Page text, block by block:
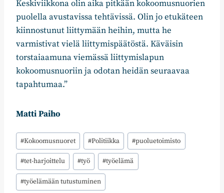
Keskiviikkona olin aika pitkään kokoomusnuorien
puolella avustavissa tehtävissä. Olin jo etukäteen
kiinnostunut liittymään heihin, mutta he
varmistivat vielä liittymispäätöstä. Käväisin
torstaiaamuna viemässä liittymislapun
kokoomusnuoriin ja odotan heidän seuraavaa
tapahtumaa.”
Matti Paiho
Avainsanat:
#Kokoomusnuoret #Politiikka #puoluetoimisto
#tet-harjoittelu #työ #työelämä
#työelämään tutustuminen